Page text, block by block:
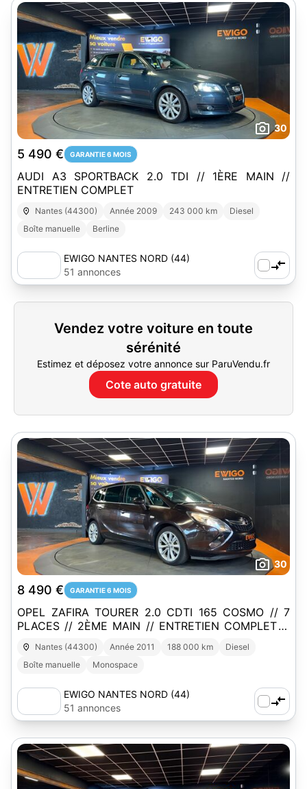
30
5 490 € GARANTIE 6 MOIS
AUDI A3 SPORTBACK 2.0 TDI // 1ÈRE MAIN //
ENTRETIEN COMPLET
Nantes (44300) Année 2009 243 000 km
Diesel
Boîte manuelle
Berline
EWIGO NANTES NORD (44)
51 annonces
Vendez votre voiture en toute
sérénité
Estimez et déposez votre annonce sur ParuVendu.fr
Cote auto gratuite
30
8 490 € GARANTIE 6 MOIS
OPEL ZAFIRA TOURER 2.0 CDTI 165 COSMO // 7
PLACES // 2ÈME MAIN // ENTRETIEN COMPLET //
ATTELAGE
Nantes (44300) Année 2011 188 000 km
Diesel
Boîte manuelle
Monospace
EWIGO NANTES NORD (44)
51 annonces